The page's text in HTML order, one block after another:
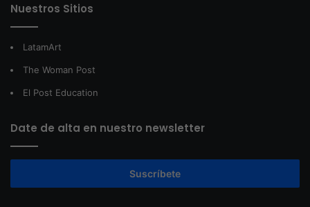
Nuestros Sitios
LatamArt
The Woman Post
El Post Education
Date de alta en nuestro newsletter
Suscríbete